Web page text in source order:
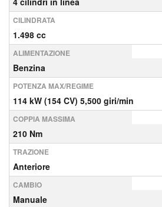
CILINDRATA
1.498 cc
ALIMENTAZIONE
Benzina
POTENZA MAX/REGIME
114 kW (154 CV) 5,500 giri/min
COPPIA MASSIMA
210 Nm
TRAZIONE
Anteriore
CAMBIO
Manuale